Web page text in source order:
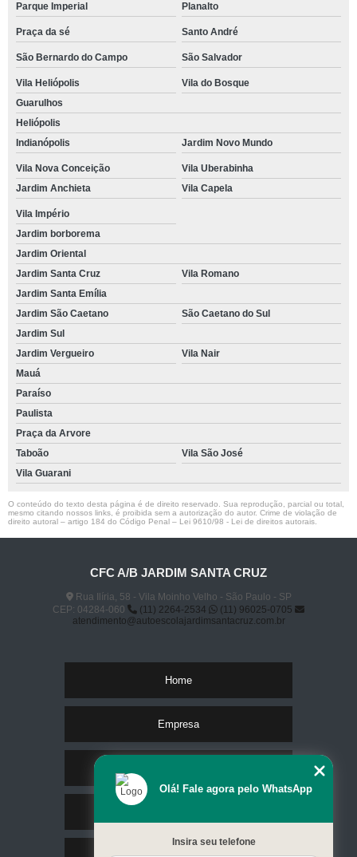
Parque Imperial Planalto
Praça da sé Santo André
São Bernardo do Campo São Salvador
Vila Heliópolis
Vila do Bosque
Guarulhos
Heliópolis
Indianópolis
Jardim Novo Mundo
Vila Nova Conceição
Vila Uberabinha
Jardim Anchieta
Vila Capela
Vila Império
Jardim borborema
Jardim Oriental
Jardim Santa Cruz
Vila Romano
Jardim Santa Emília
Jardim São Caetano
São Caetano do Sul
Jardim Sul
Jardim Vergueiro
Vila Nair
Mauá
Paraíso
Paulista
Praça da Arvore
Taboão
Vila São José
Vila Guarani
O conteúdo do texto desta página é de direito reservado. Sua reprodução, parcial ou total,
mesmo citando nossos links, é proibida sem a autorização do autor. Crime de violação de
direito autoral – artigo 184 do Código Penal – Lei 9610/98 - Lei de direitos autorais
CFC A/B JARDIM SANTA CRUZ
Rua Ilíria, 58 - Vila Moinho Velho - São Paulo - SP
CEP: 04284-060
(11) 2264-2534
(11) 96025-0705
atendimento@autoescolajardimsantacruz.com.br
Home
Empresa
Olá! Fale agora pelo WhatsApp
Insira seu telefone